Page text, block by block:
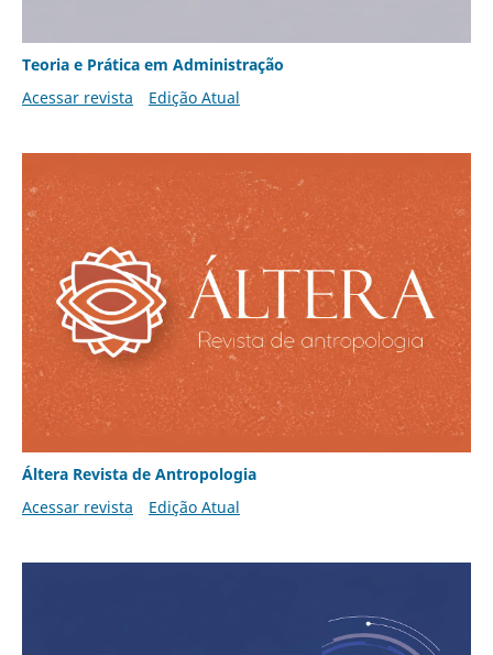
Teoria e Prática em Administração
Acessar revista
Edição Atual
Áltera Revista de Antropologia
Acessar revista
Edição Atual